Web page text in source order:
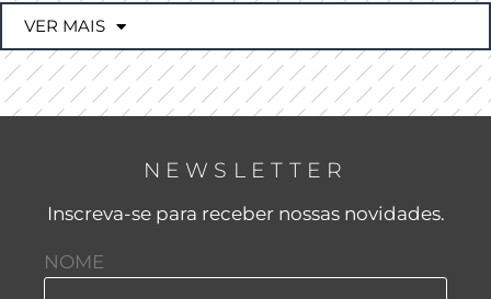
VER MAIS
NEWSLETTER
Inscreva-se para receber nossas novidades.
NOME